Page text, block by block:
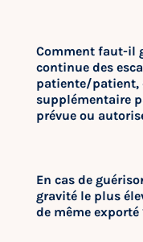
Comment faut-il
continue des
patiente/patient,
supplémentaire
prévue ou
En cas de
gravité le plus
de même exporté